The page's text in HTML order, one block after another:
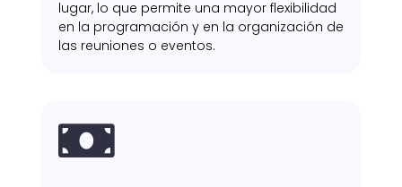
lugar, lo que permite una mayor flexibilidad
en la programación y en la organización de
las reuniones o eventos.
